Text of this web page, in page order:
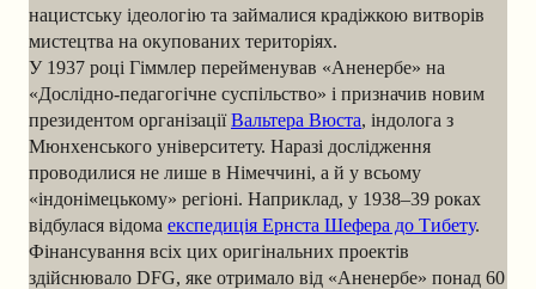
нацистську ідеологію та займалися крадіжкою витворів
мистецтва на окупованих територіях.
У 1937 році Гіммлер перейменував «Аненербе» на
«Дослідно-педагогічне суспільство» і призначив новим
президентом організаціїВальтера Вюста, індолога з
Мюнхенського університету. Наразі дослідження
проводилися не лише в Німеччині, а й у всьому
«індонімецькому» регіоні. Наприклад, у 1938–39 роках
відбулася відома експедиція Ернста Шефера до Тибету.
Фінансування всіх цих оригінальних проектів
здійснювало DFG, яке отримало від «Аненербе» понад 60